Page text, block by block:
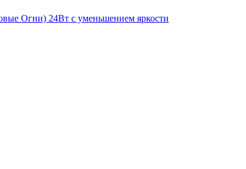
Огни) 24Вт с уменьшением яркости